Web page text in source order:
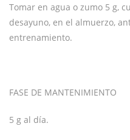
Tomar en agua o zumo 5 g,
desayuno, en el almuerzo,
entrenamiento.
FASE DE MANTENIMIENTO
5 g al día.